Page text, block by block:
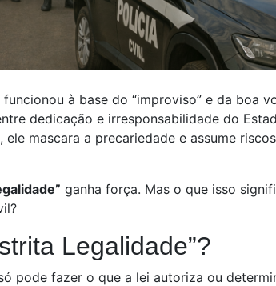
à base do “improviso” e da boa
dedicação e irresponsabilidade do
mascara a precariedade e assume
ganha força. Mas o que isso
Legalidade”?
pode fazer o que a lei autoriza ou